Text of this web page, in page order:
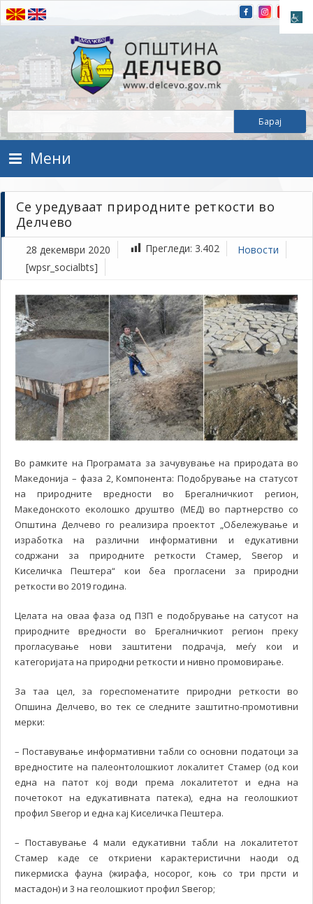
Прескокнете на содржината
Општина Делчево
Општина Делчево
Мени
Се уредуваат природните реткости во
Делчево
28 декември 2020 Прегледи: 3.402
Новости
[wpsr_socialbts]
Во рамките на Програмата за зачувување на природата во
Македонија – фаза 2, Компонента: Подобрување на статусот
на природните вредности во Брегалничкиот регион,
Македонското еколошко друштво (МЕД) во партнерство со
Општина Делчево го реализира проектот „Обележување и
изработка на различни информативни и едукативни
содржани за природните реткости Стамер, Ѕвегор и
Киселичка Пештера“ кои беа прогласени за природни
реткости во 2019 година.
Целата на оваа фаза од ПЗП е подобрување на сатусот на
природните вредности во Брегалничкиот регион преку
прогласување нови заштитени подрачја, меѓу кои и
категоријата на природни реткости и нивно промовирање.
За таа цел, за гореспоменатите природни реткости во
Опшина Делчево, во тек се следните заштитно-промотивни
мерки:
– Поставување информативни табли со основни податоци за
вредностите на палеонтолошкиот локалитет Стамер (од кои
една на патот кој води према локалитетот и една на
почетокот на едукативната патека), една на геолошкиот
профил Ѕвегор и една кај Киселичка Пештера.
– Поставување 4 мали едукативни табли на локалитетот
Стамер каде се откриени карактеристични наоди од
пикермиска фауна (жирафа, носорог, коњ со три прсти и
мастадон) и 3 на геолошкиот профил Ѕвегор;